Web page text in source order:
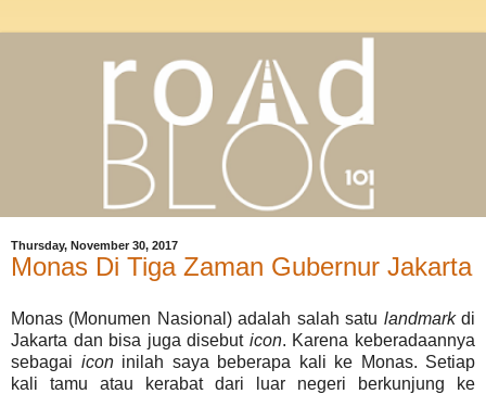
Thursday, November 30, 2017
Monas Di Tiga Zaman Gubernur Jakarta
Monas (Monumen Nasional) adalah salah satu landmarkdi
Jakarta dan bisa juga disebut icon. Karena keberadaannya
sebagai iconinilah saya beberapa kali ke Monas. Setiap
kali tamu atau kerabat dari luar negeri berkunjung ke